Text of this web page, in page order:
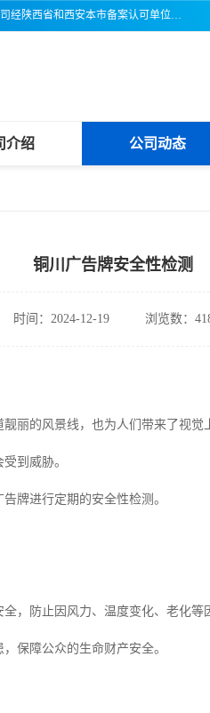
三亚市吉奥普建设工程质量检测有限公司陕西分公司是一家专业从事建筑主体结构检测鉴定的第三方机构，本公司经陕西省和西安本市备案认可单位，公司各项检测仪器设备齐全，检测人员经过严格训练，熟练掌握各项仪器设备的操作及维护工作，检测人员全部取得了资格证书，以保证质量管理体系的有效运行， 保证检测工作的公正性、科学性和准确性，更好地为社会服务。
介绍 公司动态
铜川广告牌安全性检测
时间：2024-12-19 浏览数：
丽的风景线，也为人们带来了视觉
到威胁。
牌进行定期的安全性检测。
，防止因风力、温度变化、老化
保障公众的生命财产安全。